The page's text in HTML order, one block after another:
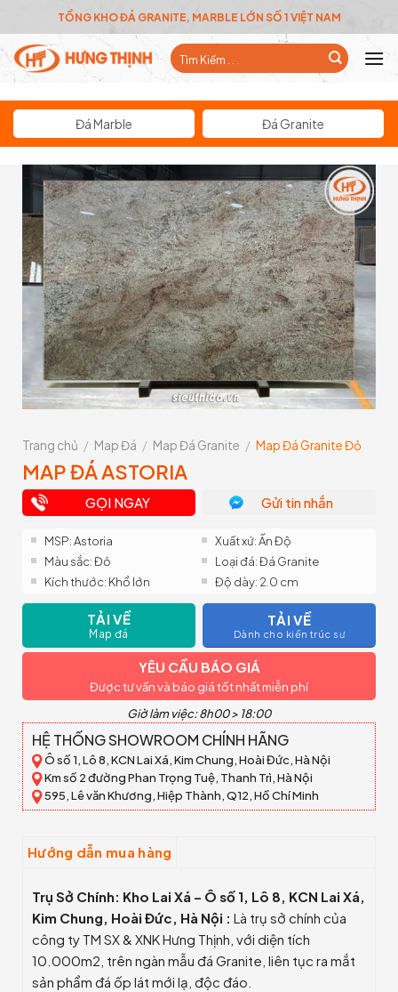
to
content
TỔNG KHO ĐÁ GRANITE, MARBLE LỚN SỐ 1 VIỆT NAM
Tìm
kiếm:
Đá Marble Đá Granite
Trang chủ / Map Đá / Map Đá Granite / Map Đá Granite Đỏ
MAP ĐÁ ASTORIA
GỌI NGAY Gửi tin nhắn
MSP: Astoria
Xuất xứ: Ấn Độ
Màu sắc: Đỏ
Loại đá: Đá Granite
Kích thước: Khổ lớn
Độ dày: 2.0 cm
TẢI VỀ
Map đá
TẢI VỀ
Dành cho kiến trúc sư
YÊU CẦU BÁO GIÁ
Được tư vấn và báo giá tốt nhất miễn phí
Giờ làm việc: 8h00 > 18:00
HỆ THỐNG SHOWROOM CHÍNH HÃNG
Ô số 1, Lô 8, KCN Lai Xá, Kim Chung, Hoài Đức, Hà Nội
Km số 2 đường Phan Trọng Tuệ, Thanh Trì, Hà Nội
595, Lê văn Khương, Hiệp Thành, Q12, Hồ Chí Minh
Hướng dẫn mua hàng
Trụ Sở Chính: Kho Lai Xá – Ô số 1, Lô 8, KCN Lai Xá,
Kim Chung, Hoài Đức, Hà Nội : Là trụ sở chính của
công ty TM SX & XNK Hưng Thịnh, với diện tích
10.000m2, trên ngàn mẫu đá Granite, liên tục ra mắt
sản phẩm đá ốp lát mới lạ, độc đáo.